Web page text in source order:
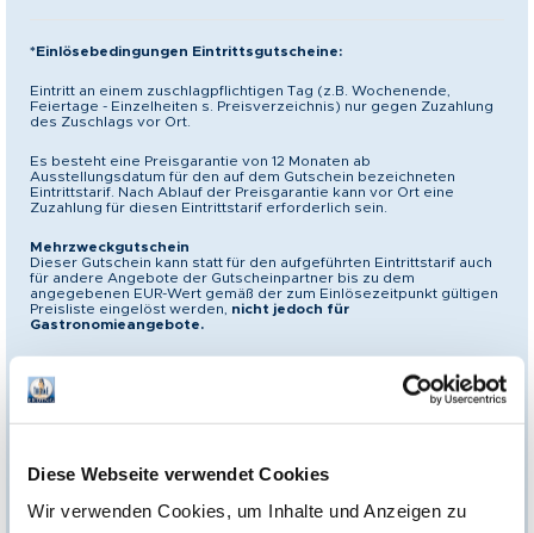
Diese Webseite verwendet Cookies
Wir verwenden Cookies, um Inhalte und Anzeigen zu
*Einlösebedingungen Eintrittsgutscheine:
Eintritt an einem zuschlagpflichtigen Tag (z.B. Wochenende,
Feiertage - Einzelheiten s. Preisverzeichnis) nur gegen Zuzahlung
des Zuschlags vor Ort.
Es besteht eine Preisgarantie von 12 Monaten ab
Ausstellungsdatum für den auf dem Gutschein bezeichneten
Eintrittstarif. Nach Ablauf der Preisgarantie kann vor Ort eine
Zuzahlung für diesen Eintrittstarif erforderlich sein.
Mehrzweckgutschein
Dieser Gutschein kann statt für den aufgeführten Eintrittstarif auch
für andere Angebote der Gutscheinpartner bis zu dem
angegebenen EUR-Wert gemäß der zum Einlösezeitpunkt gültigen
Preisliste eingelöst werden, nicht jedoch für
Gastronomieangebote.
ausgeschlossen. Etwaige Restwerte werden in Form eines neuen
Gutscheins ausgegeben.
unter
https://www.therme-erding.de/agb/agb-online-shop/
**Einlösebedingungen Lounge Gutschein: